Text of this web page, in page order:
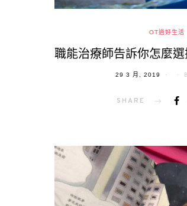
OT過好生活
職能治療師告訴你怎麼
POSTED
29 3 月, 2019
SHARE